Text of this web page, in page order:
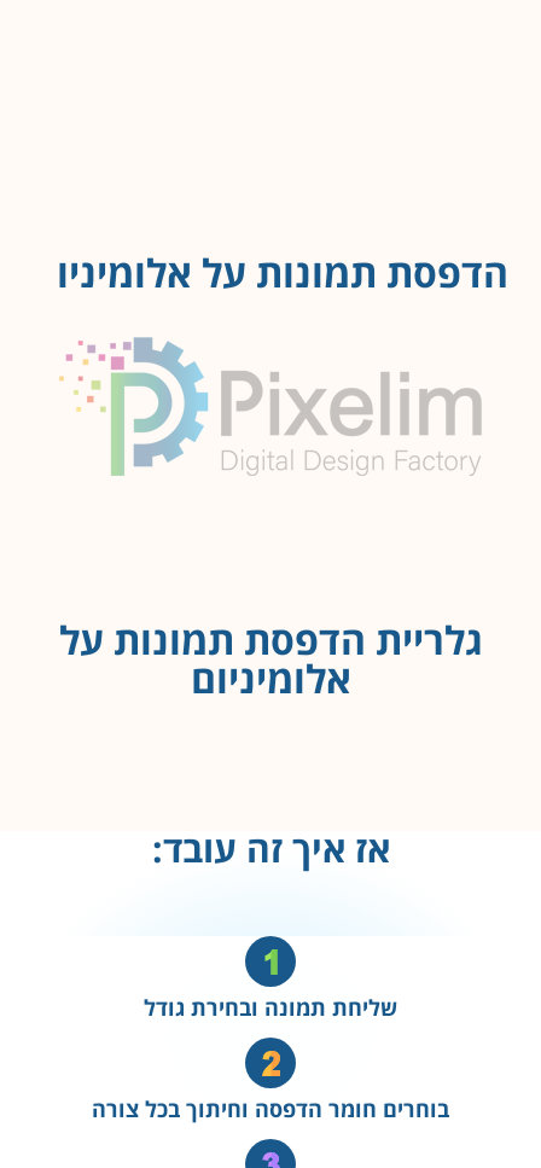
הדפסת תמונות על אלומיניו
גלריית הדפסת תמונות על
אלומיניום
אז איך זה עובד:
שליחת תמונה ובחירת גודל
בוחרים חומר הדפסה וחיתוך בכל צורה